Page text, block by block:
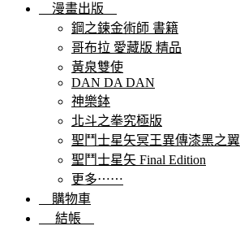
漫畫出版
鋼之鍊金術師 書籍
哥布拉 愛藏版 精品
黃泉雙使
DAN DA DAN
神樂鉢
北斗之拳究極版
聖鬥士星矢冥王異傳漆黑之翼
聖鬥士星矢 Final Edition
更多⋯⋯
購物車
結帳